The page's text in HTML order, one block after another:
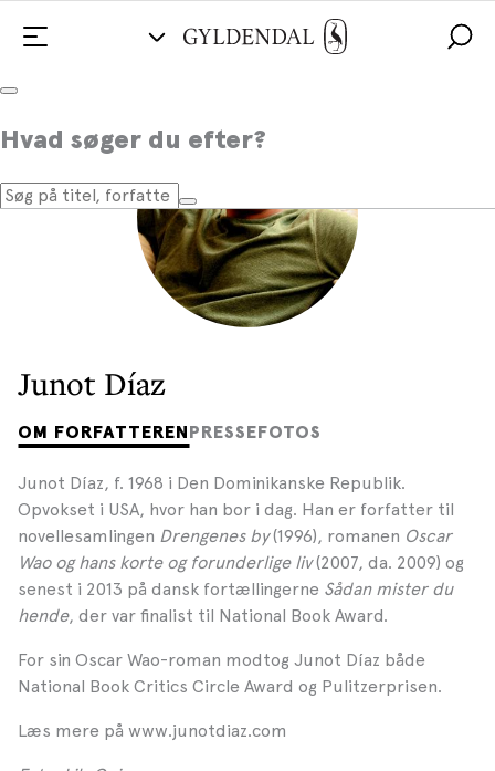
Hvad søger du efter?
Junot Díaz
OM FORFATTERENPRESSEFOTOS
Junot Díaz, f. 1968 i Den Dominikanske Republik.
Opvokset i USA, hvor han bor i dag. Han er forfatter til
novellesamlingen Drengenes by(1996), romanen Oscar
Wao og hans korte og forunderlige liv(2007, da. 2009) og
senest i 2013 på dansk fortællingerne Sådan mister du
hende, der var finalist til National Book Award.
For sin Oscar Wao-roman modtog Junot Díaz både
National Book Critics Circle Award og Pulitzerprisen.
Læs mere på www.junotdiaz.com